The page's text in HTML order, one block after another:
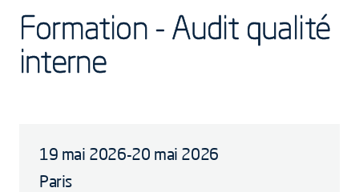
Formation - Audit qualité
interne
19 mai 2026-20 mai 2026
Paris